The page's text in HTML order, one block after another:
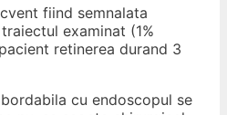
fiind semnalata
examinat (1%
retinerea durand 3
cu endoscopul se